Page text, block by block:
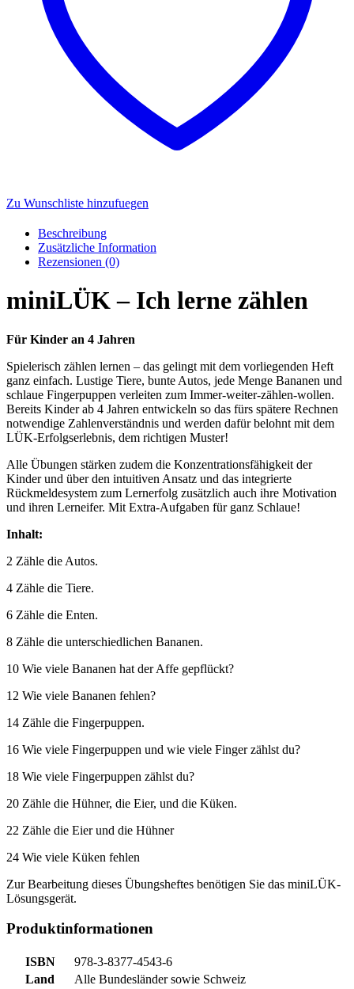
Zu Wunschliste hinzufuegen
Beschreibung
Zusätzliche Information
Rezensionen (0)
miniLÜK – Ich lerne zählen
Für Kinder an 4 Jahren
Spielerisch zählen lernen – das gelingt mit dem vorliegenden Heft
ganz einfach. Lustige Tiere, bunte Autos, jede Menge Bananen und
schlaue Fingerpuppen verleiten zum Immer-weiter-zählen-wollen.
Bereits Kinder ab 4 Jahren entwickeln so das fürs spätere Rechnen
notwendige Zahlenverständnis und werden dafür belohnt mit dem
LÜK-Erfolgserlebnis, dem richtigen Muster!
Alle Übungen stärken zudem die Konzentrationsfähigkeit der
Kinder und über den intuitiven Ansatz und das integrierte
Rückmeldesystem zum Lernerfolg zusätzlich auch ihre Motivation
und ihren Lerneifer. Mit Extra-Aufgaben für ganz Schlaue!
Inhalt:
2 Zähle die Autos.
4 Zähle die Tiere.
6 Zähle die Enten.
8 Zähle die unterschiedlichen Bananen.
10 Wie viele Bananen hat der Affe gepflückt?
12 Wie viele Bananen fehlen?
14 Zähle die Fingerpuppen.
16 Wie viele Fingerpuppen und wie viele Finger zählst du?
18 Wie viele Fingerpuppen zählst du?
20 Zähle die Hühner, die Eier, und die Küken.
22 Zähle die Eier und die Hühner
24 Wie viele Küken fehlen
Zur Bearbeitung dieses Übungsheftes benötigen Sie das miniLÜK-
Lösungsgerät.
Produktinformationen
ISBN
978-3-8377-4543-6
Land
Alle Bundesländersowie Schweiz